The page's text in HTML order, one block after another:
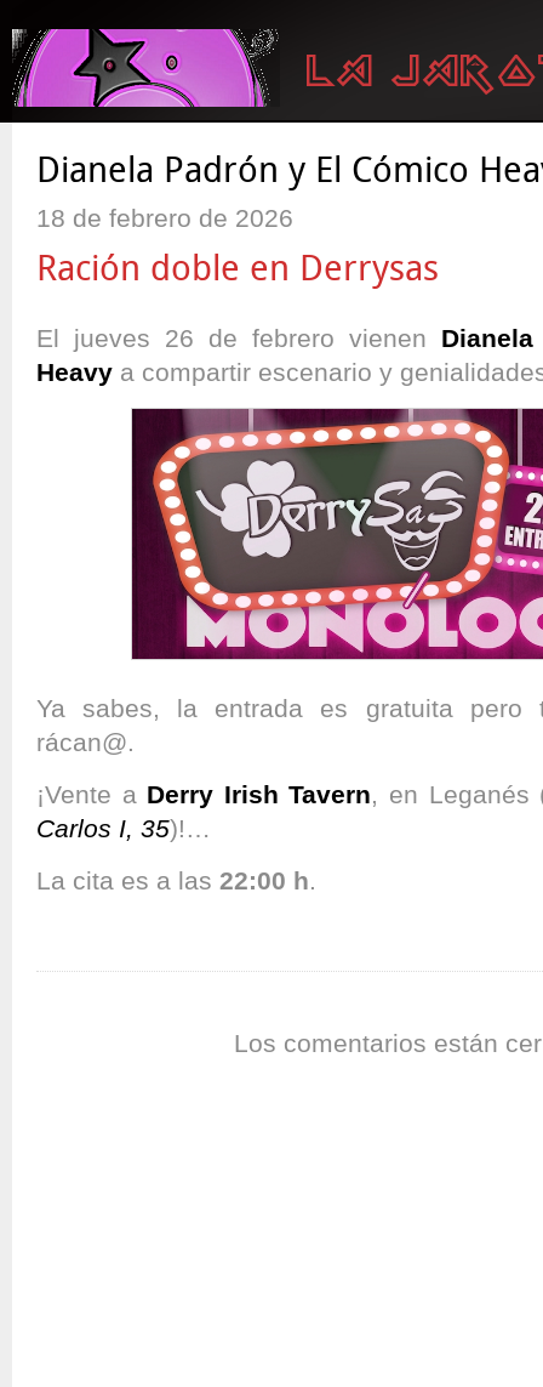
Dianela Padrón y El Cómico
18 de febrero de 2026
Ración doble en Derrysas
El jueves 26 de febrero vienen
Heavy a compartir escenario y
Ya sabes, la entrada es gratuita pero
rácan@.
¡Vente a Derry Irish Tavern, en Leganés
Carlos I, 35)!…
La cita es a las 22:00 h.
Los comentarios están